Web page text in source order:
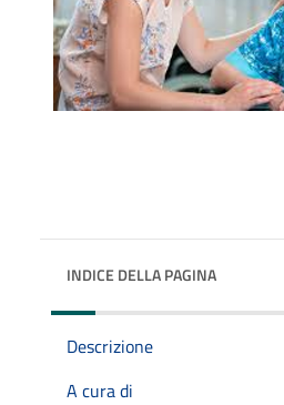
INDICE DELLA PAGINA
Descrizione
A cura di